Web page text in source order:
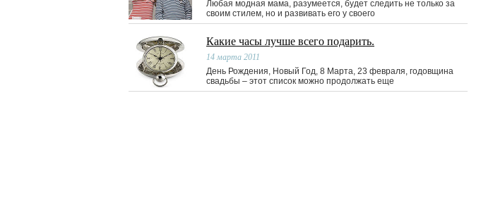
Любая модная мама, разумеется, будет следить не только за
своим стилем, но и развивать его у своего
Какие часы лучше всего подарить.
14 марта 2011
День Рождения, Новый Год, 8 Марта, 23 февраля, годовщина
свадьбы – этот список можно продолжать еще